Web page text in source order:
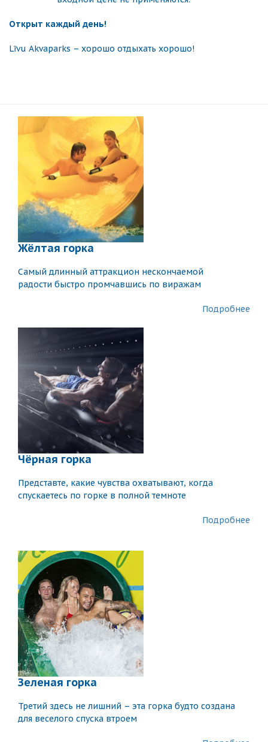
Открыт каждый день!
Līvu Akvaparks – хорошо отдыхать хорошо!
Жёлтая горка
Самый длинный аттракцион нескончаемой
радости быстро промчавшись по виражам
Подробнее
Чёрная горка
Представте, какие чувства охватывают, когда
спускаетесь по горке в полной темноте
Подробнее
Зеленая горка
Третий здесь не лишний – эта горка будто создана
для веселого спуска втроем